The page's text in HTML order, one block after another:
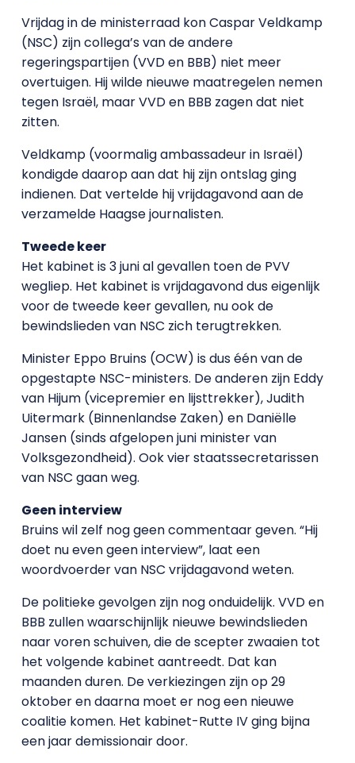
Vrijdag in de ministerraad kon Caspar Veldkamp
(NSC) zijn collega’s van de andere
regeringspartijen (VVD en BBB) niet meer
overtuigen. Hij wilde nieuwe maatregelen nemen
tegen Israël, maar VVD en BBB zagen dat niet
zitten.
Veldkamp (voormalig ambassadeur in Israël)
kondigde daarop aan dat hij zijn ontslag ging
indienen. Dat vertelde hij vrijdagavond aan de
verzamelde Haagse journalisten.
Tweede keer
Het kabinet is 3 juni al gevallen toen de PVV
wegliep. Het kabinet is vrijdagavond dus eigenlijk
voor de tweede keer gevallen, nu ook de
bewindslieden van NSC zich terugtrekken.
Minister Eppo Bruins (OCW) is dus één van de
opgestapte NSC-ministers. De anderen zijn Eddy
van Hijum (vicepremier en lijsttrekker), Judith
Uitermark (Binnenlandse Zaken) en Daniëlle
Jansen (sinds afgelopen juni minister van
Volksgezondheid). Ook vier staatssecretarissen
van NSC gaan weg.
Geen interview
Bruins wil zelf nog geen commentaar geven. “Hij
doet nu even geen interview”, laat een
woordvoerder van NSC vrijdagavond weten.
De politieke gevolgen zijn nog onduidelijk. VVD en
BBB zullen waarschijnlijk nieuwe bewindslieden
naar voren schuiven, die de scepter zwaaien tot
het volgende kabinet aantreedt. Dat kan
maanden duren. De verkiezingen zijn op 29
oktober en daarna moet er nog een nieuwe
coalitie komen. Het kabinet-Rutte IV ging bijna
een jaar demissionair door.